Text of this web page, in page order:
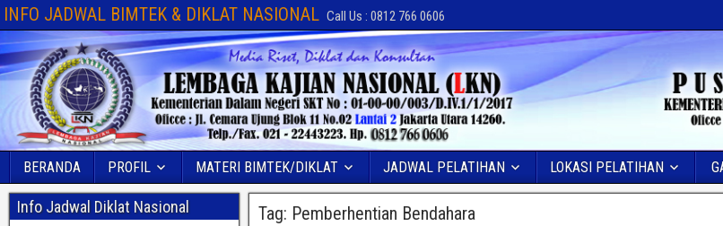
INFO JADWAL BIMTEK & DIKLAT NASIONAL Call Us : 0812 766 0606
BERANDA PROFIL MATERI BIMTEK/DIKLAT JADWAL PELATIHAN LOKASI PELATIHAN
Tag: Pemberhentian Bendahara
Info Jadwal Diklat Nasional